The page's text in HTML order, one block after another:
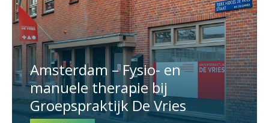
Amsterdam – Fysio- en
manuele therapie bij
Groepspraktijk De Vries